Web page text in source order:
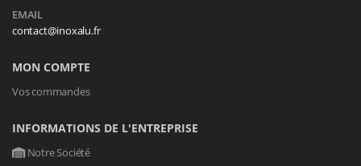
EMAIL
contact@inoxalu.fr
MON COMPTE
Vos commandes
INFORMATIONS DE L'ENTREPRISE
Notre Société